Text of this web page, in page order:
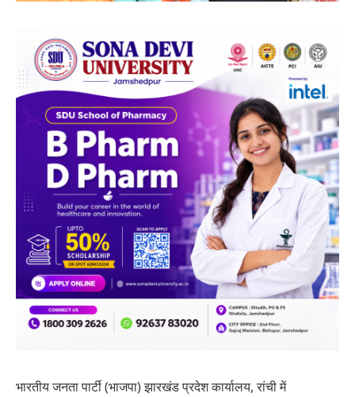
भारतीय जनता पार्टी (भाजपा) झारखंड प्रदेश कार्यालय, रांची में